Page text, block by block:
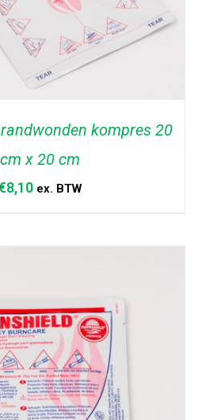
WINKELWAGEN / DETAILS
kompres 20
cm x 20 cm
8,10 ex. BTW